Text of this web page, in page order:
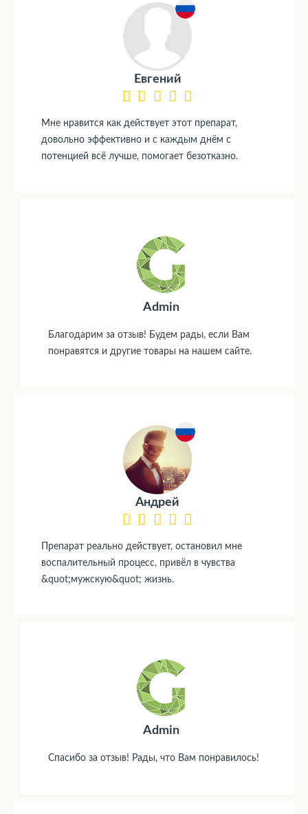
Евгений
Мне нравится как действует этот препарат,
довольно эффективно и с каждым днём с
потенцией всё лучше, помогает безотказно.
Admin
Благодарим за отзыв! Будем рады, если Вам
понравятся и другие товары на нашем сайте.
Андрей
Препарат реально действует, остановил мне
воспалительный процесс, привёл в чувства
&quot;мужскую&quot; жизнь.
Admin
Спасибо за отзыв! Рады, что Вам понравилось!